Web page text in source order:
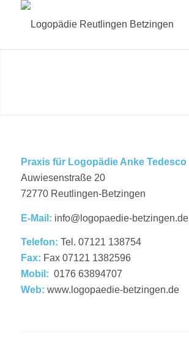
Praxis für Logopädie Anke Tedesco
Auwiesenstraße 20
72770 Reutlingen-Betzingen
E-Mail: info@logopaedie-betzingen.de
Telefon: Tel. 07121 138754
Fax: Fax 07121 1382596
Mobil: 0176 63894707
Web: www.logopaedie-betzingen.de